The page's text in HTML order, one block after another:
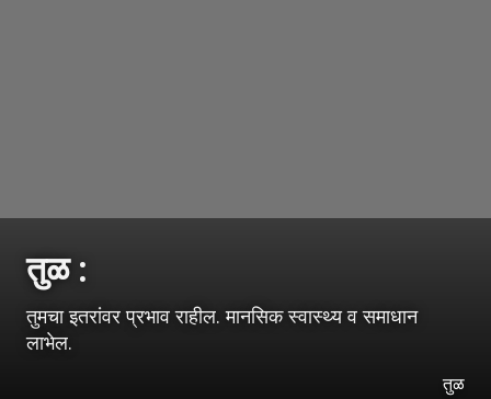
तुळ :
तुमचा इतरांवर प्रभाव राहील. मानसिक स्वास्थ्य व समाधान
लाभेल.
तुळ